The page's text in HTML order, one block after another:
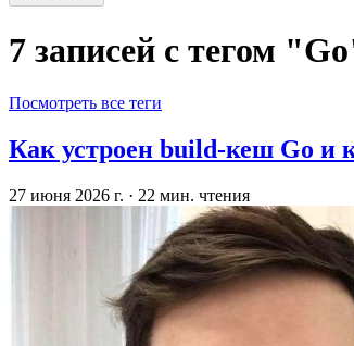
7 записей с тегом
Посмотреть все теги
Как устроен build-кеш Go и
27 июня 2026 г. · 22 мин. чтения